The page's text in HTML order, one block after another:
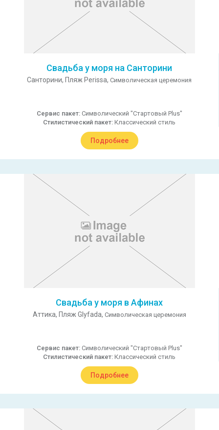
Свадьба у моря на Санторини
Санторини, Пляж Perissa, Символическая церемония
Сервис пакет: Символический "Стартовый Plus"
Стилистический пакет: Классический стиль
Подробнее
Свадьба у моря в Афинах
Аттика, Пляж Glyfada, Символическая церемония
Сервис пакет: Символический "Стартовый Plus"
Стилистический пакет: Классический стиль
Подробнее